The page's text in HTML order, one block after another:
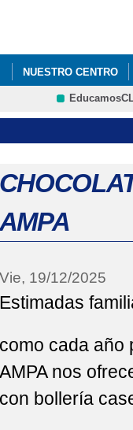
NUESTRO CENTRO
AYUDAS LIBROS DE
CARRERA
CONVOCATORIA
CURSO DE
CHARLA
DÍA DE LA PAZ
FESTIVAL DE
FIESTA FIN DE
AMPA
Vie, 19/12/2025
Estimadas
como cada año
AMPA nos
con bollería